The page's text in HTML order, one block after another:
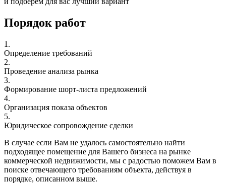
Порядок работ
1.
Определение требований
2.
Проведение анализа рынка
3.
Формирование шорт-листа предложений
4.
Организация показа объектов
5.
Юридическое сопровождение сделки
В случае если Вам не удалось самостоятельно найти
подходящее помещение для Вашего бизнеса на рынке
коммерческой недвижимости, мы с радостью поможем Вам в
поиске отвечающего требованиям объекта, действуя в
порядке, описанном выше.